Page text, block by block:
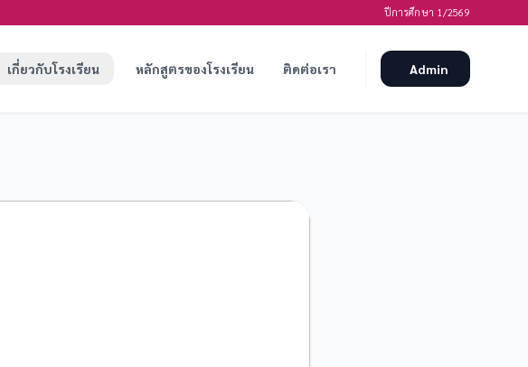
ปีการศึกษา 1/2569
เกี่ยวกับโรงเรียน หลักสูตรของโรงเรียน ติดต่อเรา Admin